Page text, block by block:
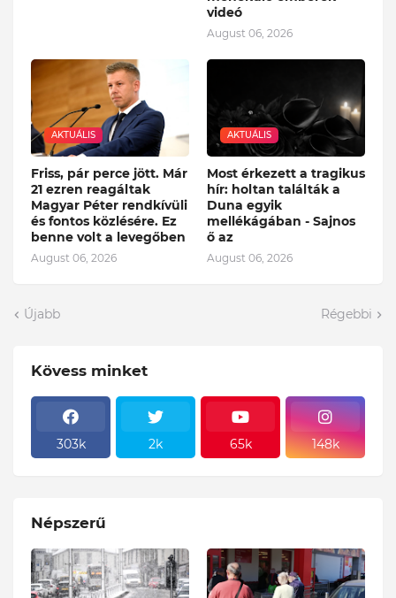
videó
August 06, 2026
AKTUÁLIS
Friss, pár perce jött. Már
21 ezren reagáltak
Magyar Péter rendkívüli
és fontos közlésére. Ez
benne volt a levegőben
August 06, 2026
AKTUÁLIS
Most érkezett a tragikus
hír: holtan találták a
Duna egyik
mellékágában - Sajnos
ő az
August 06, 2026
Újabb Régebbi
Kövess minket
303k 2k 65k 148k
Népszerű